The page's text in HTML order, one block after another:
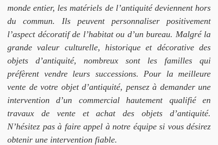
monde entier, les matériels de l’antiquité deviennent hors
du commun. Ils peuvent personnaliser positivement
l’aspect décoratif de l’habitat ou d’un bureau. Malgré la
grande valeur culturelle, historique et décorative des
objets d’antiquité, nombreux sont les familles qui
préfèrent vendre leurs successions. Pour la meilleure
vente de votre objet d’antiquité, pensez à demander une
intervention d’un commercial hautement qualifié en
travaux de vente et achat des objets d’antiquité.
N’hésitez pas à faire appel à notre équipe si vous désirez
obtenir une intervention fiable.